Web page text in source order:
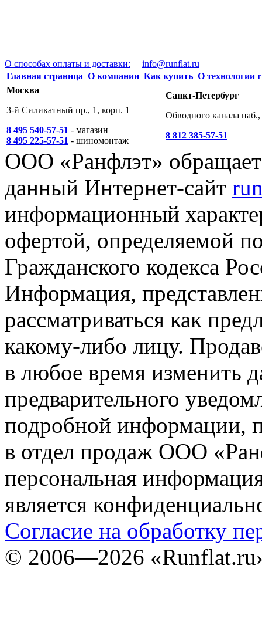
О способах оплаты и доставки:
info@runflat.ru
Главная страница О компании Как купить О технологии
Москва
3-й Силикатный пр., 1, корп. 1
8 495 540-57-51 - магазин
8 495 225-57-51 - шиномонтаж
Санкт-Петербург
Обводного канала
8 812 385-57-51
ООО «Ранфлэт»
данный Интернет-сайт
информационный
офертой, определяемой
Гражданского кодекса
Информация,
рассматриваться как
какому-либо лицу.
в любое время изменить
предварительного
подробной информации,
в отдел продаж ООО
персональная
является
Согласие на обработку
© 2006—2026